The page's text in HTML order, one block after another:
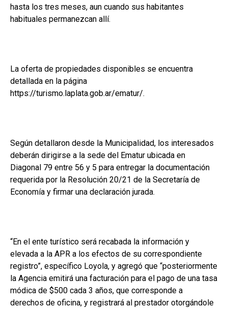
hasta los tres meses, aun cuando sus habitantes
habituales permanezcan allí.
La oferta de propiedades disponibles se encuentra
detallada en la página
https://turismo.laplata.gob.ar/ematur/.
Según detallaron desde la Municipalidad, los interesados
deberán dirigirse a la sede del Ematur ubicada en
Diagonal 79 entre 56 y 5 para entregar la documentación
requerida por la Resolución 20/21 de la Secretaría de
Economía y firmar una declaración jurada.
“En el ente turístico será recabada la información y
elevada a la APR a los efectos de su correspondiente
registro”, específico Loyola, y agregó que “posteriormente
la Agencia emitirá una facturación para el pago de una tasa
módica de $500 cada 3 años, que corresponde a
derechos de oficina, y registrará al prestador otorgándole